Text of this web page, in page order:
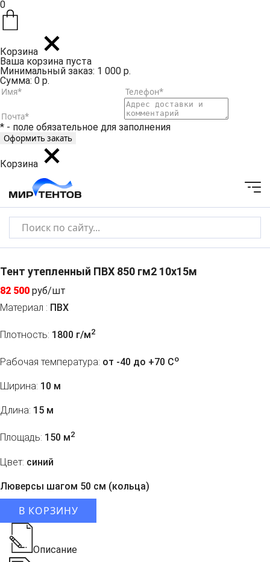
0
Корзина
Ваша корзина пуста
Минимальный заказ: 1 000 р.
Сумма: 0 р.
* - поле обязательное для заполнения
Корзина
Тент утепленный ПВХ 850 гм2 10х15м
82 500 руб/шт
Материал : ПВХ
Плотность: 1800 г/м2
Рабочая температура: от -40 до +70 Co
Ширина: 10 м
Длина: 15 м
Площадь: 150 м2
Цвет: синий
Люверсы шагом 50 см (кольца)
В КОРЗИНУ
Описание